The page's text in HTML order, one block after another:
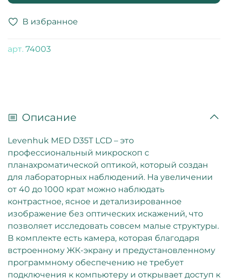
В избранное
арт. 74003
Описание
Levenhuk MED D35T LCD – это
профессиональный микроскоп с
планахроматической оптикой, который создан
для лабораторных наблюдений. На увеличении
от 40 до 1000 крат можно наблюдать
контрастное, ясное и детализированное
изображение без оптических искажений, что
позволяет исследовать совсем малые структуры.
В комплекте есть камера, которая благодаря
встроенному ЖК-экрану и предустановленному
программному обеспечению не требует
подключения к компьютеру и открывает доступ к